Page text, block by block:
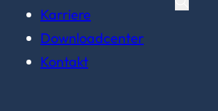
Karriere
Downloadcenter
Kontakt